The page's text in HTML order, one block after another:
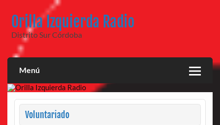
contenido
Orilla Izquierda Radio
Distrito Sur Córdoba
Menú
Voluntariado